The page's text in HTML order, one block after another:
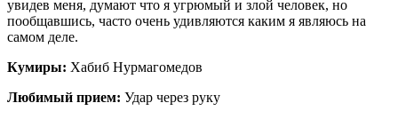
увидев меня, думают что я угрюмый и злой человек, но
пообщавшись, часто очень удивляются каким я являюсь на
самом деле.
Кумиры: Хабиб Нурмагомедов
Любимый прием: Удар через руку